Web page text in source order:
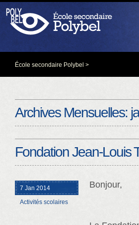
École secondaire Polybel >
Archives Mensuelles:
Fondation Jean-Louis
7 Jan 2014
Activités scolaires
Bonjour,